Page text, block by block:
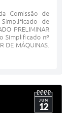
Comissão de
de
PRELIMINAR
Simplificado nº
DE MÁQUINAS.
JUN
12